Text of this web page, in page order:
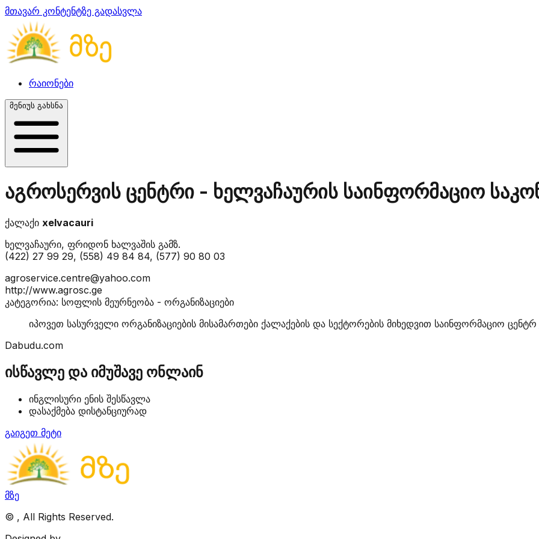
მთავარ კონტენტზე გადასვლა
რაიონები
მენიუს გახსნა
აგროსერვის ცენტრი - ხელვაჩაურის საინფორმაციო
ქალაქი xelvacauri
ხელვაჩაური, ფრიდონ ხალვაშის გამზ.
(422) 27 99 29, (558) 49 84 84, (577) 90 80 03
agroservice.centre@yahoo.com
http://www.agrosc.ge
კატეგორია: სოფლის მეურნეობა - ორგანიზაციები
იპოვეთ სასურველი ორგანიზაციების მისამართები ქალაქების და სექტორების მიხედვით საინფორმაციო ცენტრ
Dabudu.com
ისწავლე და იმუშავე ონლაინ
ინგლისური ენის შესწავლა
დასაქმება დისტანციურად
გაიგეთ მეტი
მზე
© , All Rights Reserved.